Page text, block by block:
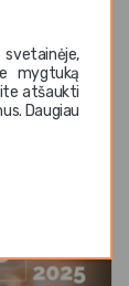
mygtuką
atšaukti
Daugiau